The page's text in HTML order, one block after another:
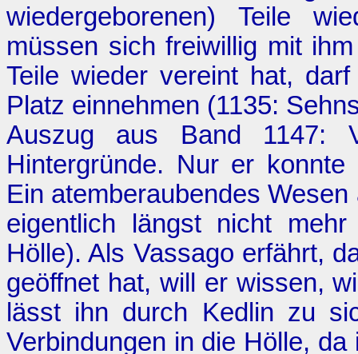
wiedergeborenen) Teile
müssen sich freiwillig mit
Teile wieder vereint hat,
Platz einnehmen (1135:
Auszug aus Band 1147:
Hintergründe. Nur er
Ein atemberaubendes
eigentlich längst nicht
Hölle). Als Vassago erfährt,
geöffnet hat, will er wissen,
lässt ihn durch Kedlin zu
Verbindungen in die Hölle,